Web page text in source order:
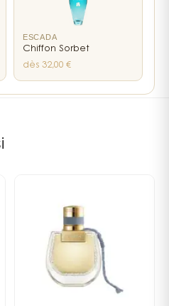
ESCADA
Chiffon Sorbet
dès 32,00 €
notes, familles et